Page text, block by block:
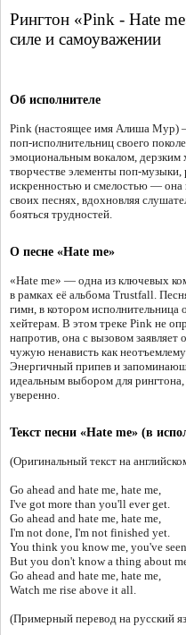
Рингтон «Pink - Hate
силе и самоуважении
Об исполнителе
Pink (настоящее имя Алиша Мур)
поп-исполнительниц своего
эмоциональным вокалом, дерзким
творчестве элементы поп-музыки,
искренностью и смелостью — она
своих песнях, вдохновляя
бояться трудностей.
О песне «Hate me»
«Hate me» — одна из ключевых
в рамках её альбома Trustfall.
гимн, в котором исполнительница
хейтерам. В этом треке Pink не
напротив, она с вызовом заявляет
чужую ненависть как
Энергичный припев и
идеальным выбором для рингтона,
уверенно.
Текст песни «Hate me» (в
(Оригинальный текст на
Go ahead and hate me, hate me,
I've got more than you'll ever get.
Go ahead and hate me, hate me,
I'm not done, I'm not finished yet.
You think you know me, you've
But you don't know a thing about
Go ahead and hate me, hate me,
Watch me rise above it all.
(Примерный перевод на русский